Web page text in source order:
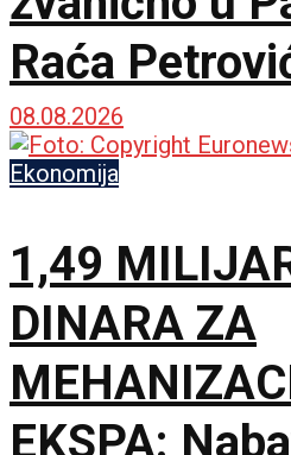
Raća
pozadinu
08.08.2026
Ekonomija
1,49
DINARA ZA
EKSPA: